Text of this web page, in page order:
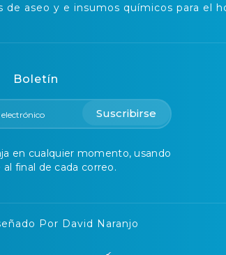
aseo y e insumos químicos para el
Boletín
Suscribirse
en cualquier momento, usando
al final de cada correo.
Por David Naranjo